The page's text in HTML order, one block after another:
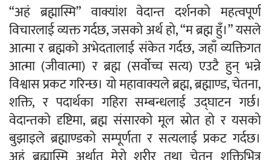
“अहं ब्रह्मास्मि” वाक्यांश वेदान्त दर्शनको महत्वपूर्ण
विचारलाई व्यक्त गर्दछ, जसको अर्थ हो, “म ब्रह्म हुँ।” यसले
आत्मा र ब्रह्मको अभेदतालाई संकेत गर्दछ, जहाँ व्यक्तिगत
आत्मा (जीवात्मा) र ब्रह्म (सर्वोच्च सत्य) एउटै हुन् भन्ने
विश्वास प्रकट गरिन्छ। यो महावाक्यले ब्रह्म, ब्रह्माण्ड, चेतना,
शक्ति, र पदार्थका गहिरा सम्बन्धलाई उद्घाटन गर्छ।
वेदान्तको दृष्टिमा, ब्रह्म संसारको मूल स्रोत हो र यसको
बुझाइले ब्रह्माण्डको सम्पूर्णता र सत्यलाई प्रकट गर्दछ।